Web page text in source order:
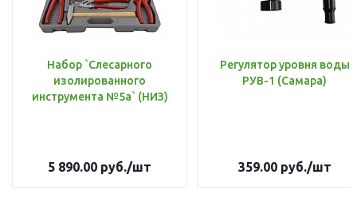
Набор `Слесарного
изолированного
инструмента №5а` (НИЗ)
5 890.00 руб./шт
Регулятор уровня воды
РУВ-1 (Самара)
359.00руб./шт